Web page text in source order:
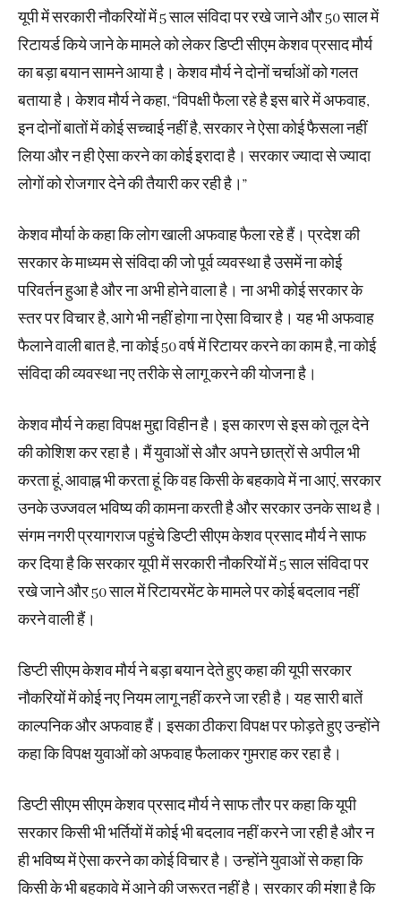
यूपी में सरकारी नौकरियों में 5 साल संविदा पर रखे जाने और 50 साल में
रिटायर्ड किये जाने के मामले को लेकर डिप्टी सीएम केशव प्रसाद मौर्य
का बड़ा बयान सामने आया है। केशव मौर्य ने दोनों चर्चाओं को गलत
बताया है। केशव मौर्य ने कहा, “विपक्षी फैला रहे है इस बारे में अफवाह,
इन दोनों बातों में कोई सच्चाई नहीं है, सरकार ने ऐसा कोई फैसला नहीं
लिया और न ही ऐसा करने का कोई इरादा है। सरकार ज्यादा से ज्यादा
लोगों को रोजगार देने की तैयारी कर रही है।”
केशव मौर्या के कहा कि लोग खाली अफवाह फैला रहे हैं। प्रदेश की
सरकार के माध्यम से संविदा की जो पूर्व व्यवस्था है उसमें ना कोई
परिवर्तन हुआ है और ना अभी होने वाला है। ना अभी कोई सरकार के
स्तर पर विचार है, आगे भी नहीं होगा ना ऐसा विचार है। यह भी अफवाह
फैलाने वाली बात है, ना कोई 50 वर्ष में रिटायर करने का काम है, ना कोई
संविदा की व्यवस्था नए तरीके से लागू करने की योजना है।
केशव मौर्य ने कहा विपक्ष मुद्दा विहीन है। इस कारण से इस को तूल देने
की कोशिश कर रहा है। मैं युवाओं से और अपने छात्रों से अपील भी
करता हूं, आवाह्न भी करता हूं कि वह किसी के बहकावे में ना आएं, सरकार
उनके उज्जवल भविष्य की कामना करती है और सरकार उनके साथ है।
संगम नगरी प्रयागराज पहुंचे डिप्टी सीएम केशव प्रसाद मौर्य ने साफ
कर दिया है कि सरकार यूपी में सरकारी नौकरियों में 5 साल संविदा पर
रखे जाने और 50 साल में रिटायरमेंट के मामले पर कोई बदलाव नहीं
करने वाली हैं।
डिप्टी सीएम केशव मौर्य ने बड़ा बयान देते हुए कहा की यूपी सरकार
नौकरियों में कोई नए नियम लागू नहीं करने जा रही है। यह सारी बातें
काल्पनिक और अफवाह हैं। इसका ठीकरा विपक्ष पर फोड़ते हुए उन्होंने
कहा कि विपक्ष युवाओं को अफवाह फैलाकर गुमराह कर रहा है।
डिप्टी सीएम सीएम केशव प्रसाद मौर्य ने साफ तौर पर कहा कि यूपी
सरकार किसी भी भर्तियों में कोई भी बदलाव नहीं करने जा रही है और न
ही भविष्य में ऐसा करने का कोई विचार है। उन्होंने युवाओं से कहा कि
किसी के भी बहकावे में आने की जरूरत नहीं है। सरकार की मंशा है कि